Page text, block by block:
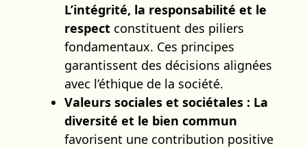
L’intégrité, la responsabilité et le
respect constituent des piliers
fondamentaux. Ces principes
garantissent des décisions alignées
avec l’éthique de la société.
Valeurs sociales et sociétales : La
diversité et le bien commun
favorisent une contribution positive